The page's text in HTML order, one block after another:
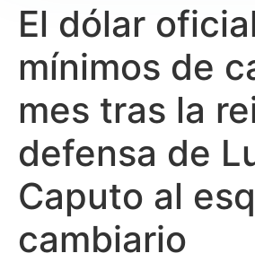
El dólar
mínimos de
mes tras la
defensa de
Caputo al
cambiario